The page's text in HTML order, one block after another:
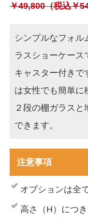
￥49,800（税込￥
シンプルなフォル
ラスショーケース
キャスター付きで
は女性でも簡単に
２段の棚ガラスと
できます。
注意事項
オプションは全
高さ（H）につ